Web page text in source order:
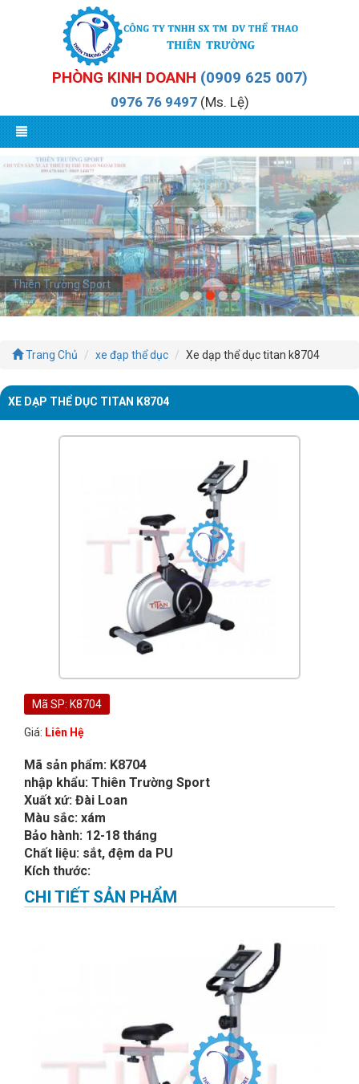
PHÒNG KINH DOANH (0909 625 007)
0976 76 9497(Ms. Lệ)
Thiên Trường Sport
Thiên Trường Sport
Trang Chủ xe đạp thể dục Xe dạp thể dục titan k8704
XE DẠP THỂ DỤC TITAN K8704
Mã SP: K8704
Giá: Liên Hệ
Mã sản phẩm: K8704
nhập khẩu: Thiên Trường Sport
Xuất xứ: Đài Loan
Màu sắc: xám
Bảo hành: 12-18 tháng
Chất liệu: sắt, đệm da PU
Kích thước:
CHI TIẾT SẢN PHẨM